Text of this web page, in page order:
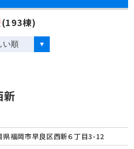
(193棟)
新
県福岡市早良区西新６丁目3-12